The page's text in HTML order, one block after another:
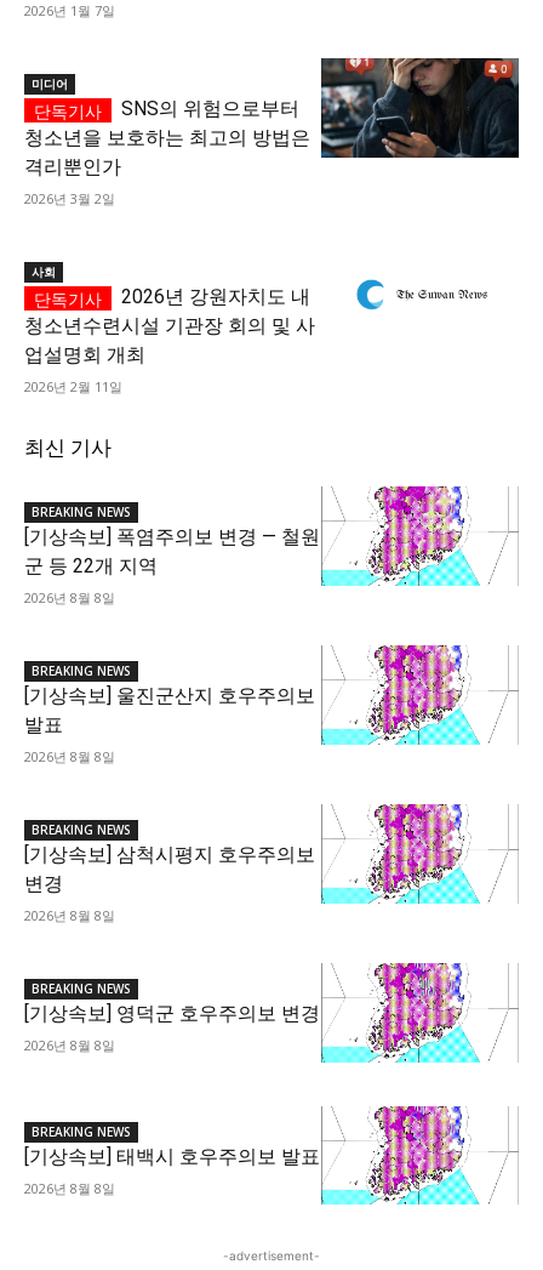
2026년 1월 7일
미디어
SNS의 위험으로부터
청소년을 보호하는 최고의 방법은
격리뿐인가
2026년 3월 2일
사회
2026년 강원자치도 내
청소년수련시설 기관장 회의 및 사
업설명회 개최
2026년 2월 11일
최신 기사
BREAKING NEWS
[기상속보] 폭염주의보 변경 — 철원
군 등 22개 지역
2026년 8월 8일
BREAKING NEWS
[기상속보] 울진군산지 호우주의보
발표
2026년 8월 8일
BREAKING NEWS
[기상속보] 삼척시평지 호우주의보
변경
2026년 8월 8일
BREAKING NEWS
[기상속보] 영덕군 호우주의보 변경
2026년 8월 8일
BREAKING NEWS
[기상속보] 태백시 호우주의보 발표
2026년 8월 8일
-advertisement-